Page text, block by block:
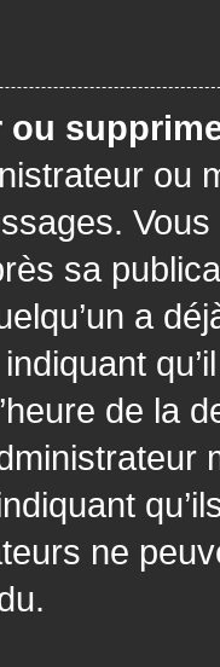
ou
sa
a
de la
ne